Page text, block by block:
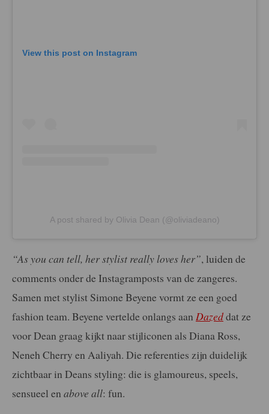
View this post on Instagram
A post shared by Olivia Dean (@oliviadeano)
“As you can tell, her stylist really loves her”, luiden de
comments onder de Instagramposts van de zangeres.
Samen met stylist Simone Beyene vormt ze een goed
fashion team. Beyene vertelde onlangs aan Dazeddat ze
voor Dean graag kijkt naar stijliconen als Diana Ross,
Neneh Cherry en Aaliyah. Die referenties zijn duidelijk
zichtbaar in Deans styling: die is glamoureus, speels,
sensueel en above all: fun.